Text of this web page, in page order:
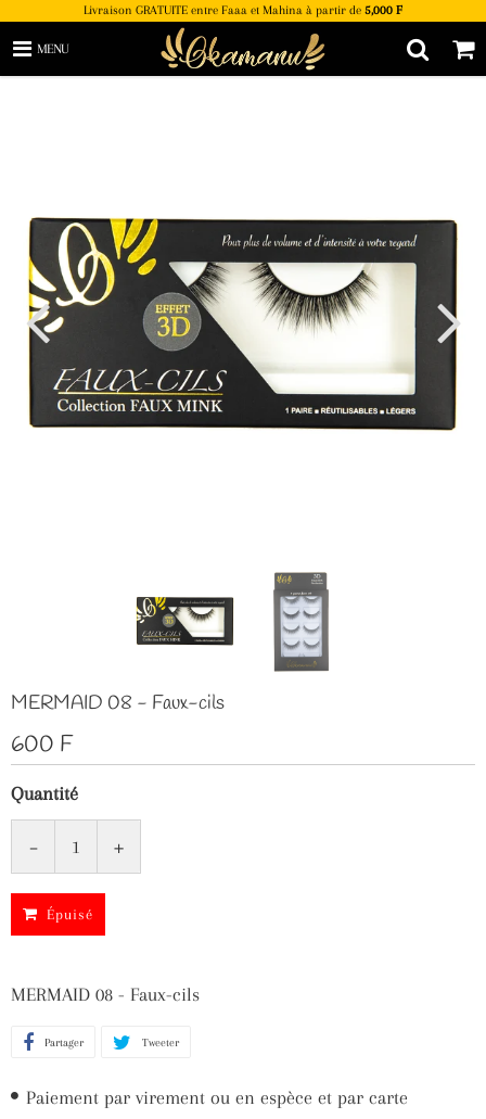
Livraison GRATUITE entre Faaa et Mahina à partir de 5,000 F
MENU
MERMAID 08 - Faux-cils
600 F
Quantité
+
-
Épuisé
MERMAID 08 - Faux-cils
Partager Partager
Facebook
Tweeter
Twitter
Paiement par virement ou en espèce et par carte